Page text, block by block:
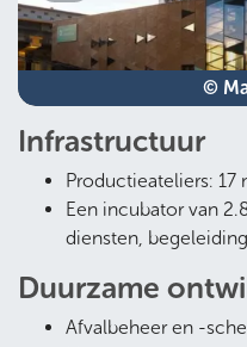
©
Infrastructuur
Productieateliers: 17
Een incubator van
diensten,
Duurzame
Afvalbeheer en -